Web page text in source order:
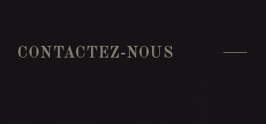
CONTACTEZ-NOUS